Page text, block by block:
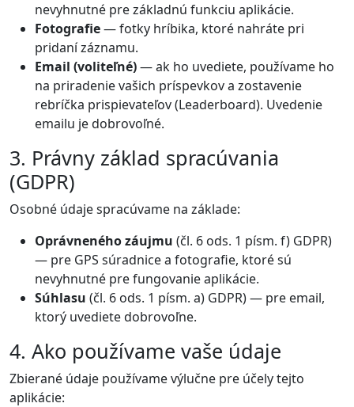
nevyhnutné pre základnú funkciu aplikácie.
Fotografie— fotky hríbika, ktoré nahráte pri
pridaní záznamu.
Email (voliteľné)— ak ho uvediete, používame ho
na priradenie vašich príspevkov a zostavenie
rebríčka prispievateľov (Leaderboard). Uvedenie
emailu je dobrovoľné.
3. Právny základ spracúvania
(GDPR)
Osobné údaje spracúvame na základe:
Oprávneného záujmu (čl. 6 ods. 1 písm. f) GDPR)
— pre GPS súradnice a fotografie, ktoré sú
nevyhnutné pre fungovanie aplikácie.
Súhlasu (čl. 6 ods. 1 písm. a) GDPR) — pre email,
ktorý uvediete dobrovoľne.
4. Ako používame vaše údaje
Zbierané údaje používame výlučne pre účely tejto
aplikácie: